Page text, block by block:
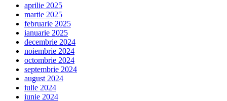
aprilie 2025
martie 2025
februarie 2025
ianuarie 2025
decembrie 2024
noiembrie 2024
octombrie 2024
septembrie 2024
august 2024
iulie 2024
iunie 2024